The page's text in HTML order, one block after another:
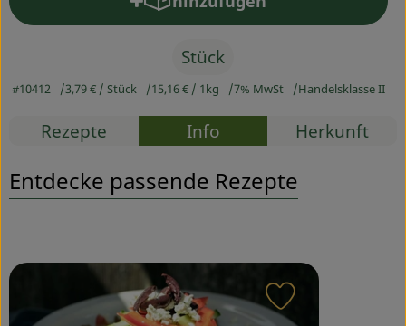
Produkt zum Warenkorb
Stück
#10412 3,79 € / Stück 15,16 € / 1kg 7% MwSt Handelsklasse II
Rezepte Info Herkunft
Entdecke passende Rezepte